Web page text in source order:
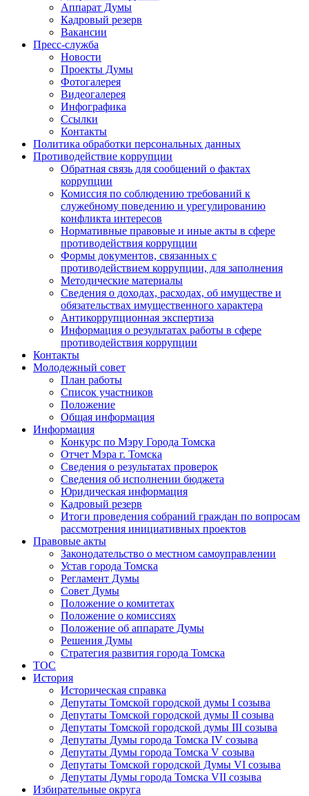
Аппарат Думы
Кадровый резерв
Вакансии
Пресс-служба
Новости
Проекты Думы
Фотогалерея
Видеогалерея
Инфографика
Ссылки
Контакты
Политика обработки персональных данных
Прoтивoдeйствие кoрpупции
Обратная связь для сообщений о фактах
коррупции
Комиссия по соблюдению требований к
служебному поведению и урегулированию
конфликта интересов
Нормативные правовые и иные акты в сфере
противодействия коррупции
Формы документов, связанных с
противодействием коррупции, для заполнения
Методические материалы
Сведения о доходах, расходах, об имуществе и
обязательствах имущественного характера
Антикоррупционная экспертиза
Информация о результатах работы в сфере
противодействия коррупции
Контакты
Молодежный совет
План работы
Список участников
Положение
Общая информация
Информация
Конкурс по Мэру Города Томска
Отчет Мэра г. Томска
Сведения о результатах проверок
Сведения об исполнении бюджета
Юридическая информация
Кадровый резерв
Итоги проведения собраний граждан по вопросам
рассмотрения инициативных проектов
Правовые акты
Законодательство о местном самоуправлении
Устав города Томска
Регламент Думы
Совет Думы
Положение о комитетах
Положение о комиссиях
Положение об аппарате Думы
Решения Думы
Стратегия развития города Томска
ТОС
История
Историческая справка
Депутаты Томской городской думы I созыва
Депутаты Томской городской думы II созыва
Депутаты Томской городской думы III созыва
Депутаты Думы города Томска IV созыва
Депутаты Думы города Томска V созыва
Депутаты Томской городской Думы VI созыва
Депутаты Думы города Томска VII созыва
Избирательные округа